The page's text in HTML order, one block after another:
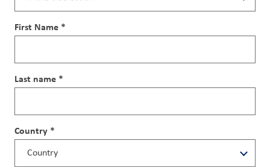
First Name *
Last name *
Country *